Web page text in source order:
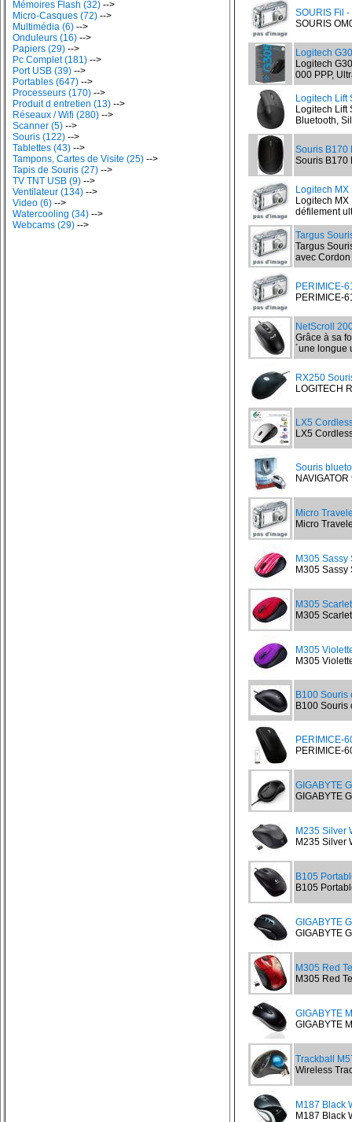
Mémoires Flash (32) -->
Micro-Casques (72) -->
Multimédia (6) -->
Onduleurs (16) -->
Papiers (29) -->
Pc Complet (181) -->
Port USB (39) -->
Portables (647) -->
Processeurs (170) -->
Produit d entretien (13) -->
Réseaux / Wifi (280) -->
Scanner (5) -->
Souris (122) -->
Tablettes (43) -->
Tampons, Cartes de Visite (25) -->
Tapis de Souris (27) -->
TV TNT USB (9) -->
Ventilateur (134) -->
Video (6) -->
Watercooling (34) -->
Webcams (29) -->
SOURIS Fil
SOURIS
Logitech
Logitech
000 PPP,
Logitech Lift
Logitech Lift
Bluetooth,
Souris B170
Souris B170
Logitech MX
Logitech
défilement
Targus
Targus
avec
PERIMICE-
PERIMICE-
NetScroll
Grâce à sa
´une longue
RX250
LOGITECH
LX5
LX5
Souris
Micro
Micro
M305 Sassy
M305 Sassy
M305
M305
M305
M305
B100 Souris
B100 Souris
PERIMICE-
PERIMICE-
GIGABYTE
GIGABYTE
M235 Silver
M235 Silver
B105
B105
GIGABYTE
GIGABYTE
M305 Red
M305 Red
GIGABYTE
GIGABYTE
Trackball
Wireless
M187 Black
M187 Black